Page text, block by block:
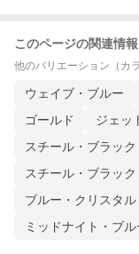
このページの関連情報
他のバリエーション（カラ
ウェイブ・ブルー
ゴールド
ジェッ
スチール・ブラック
スチール・ブラック
ブルー・クリスタル
ミッドナイト・ブル